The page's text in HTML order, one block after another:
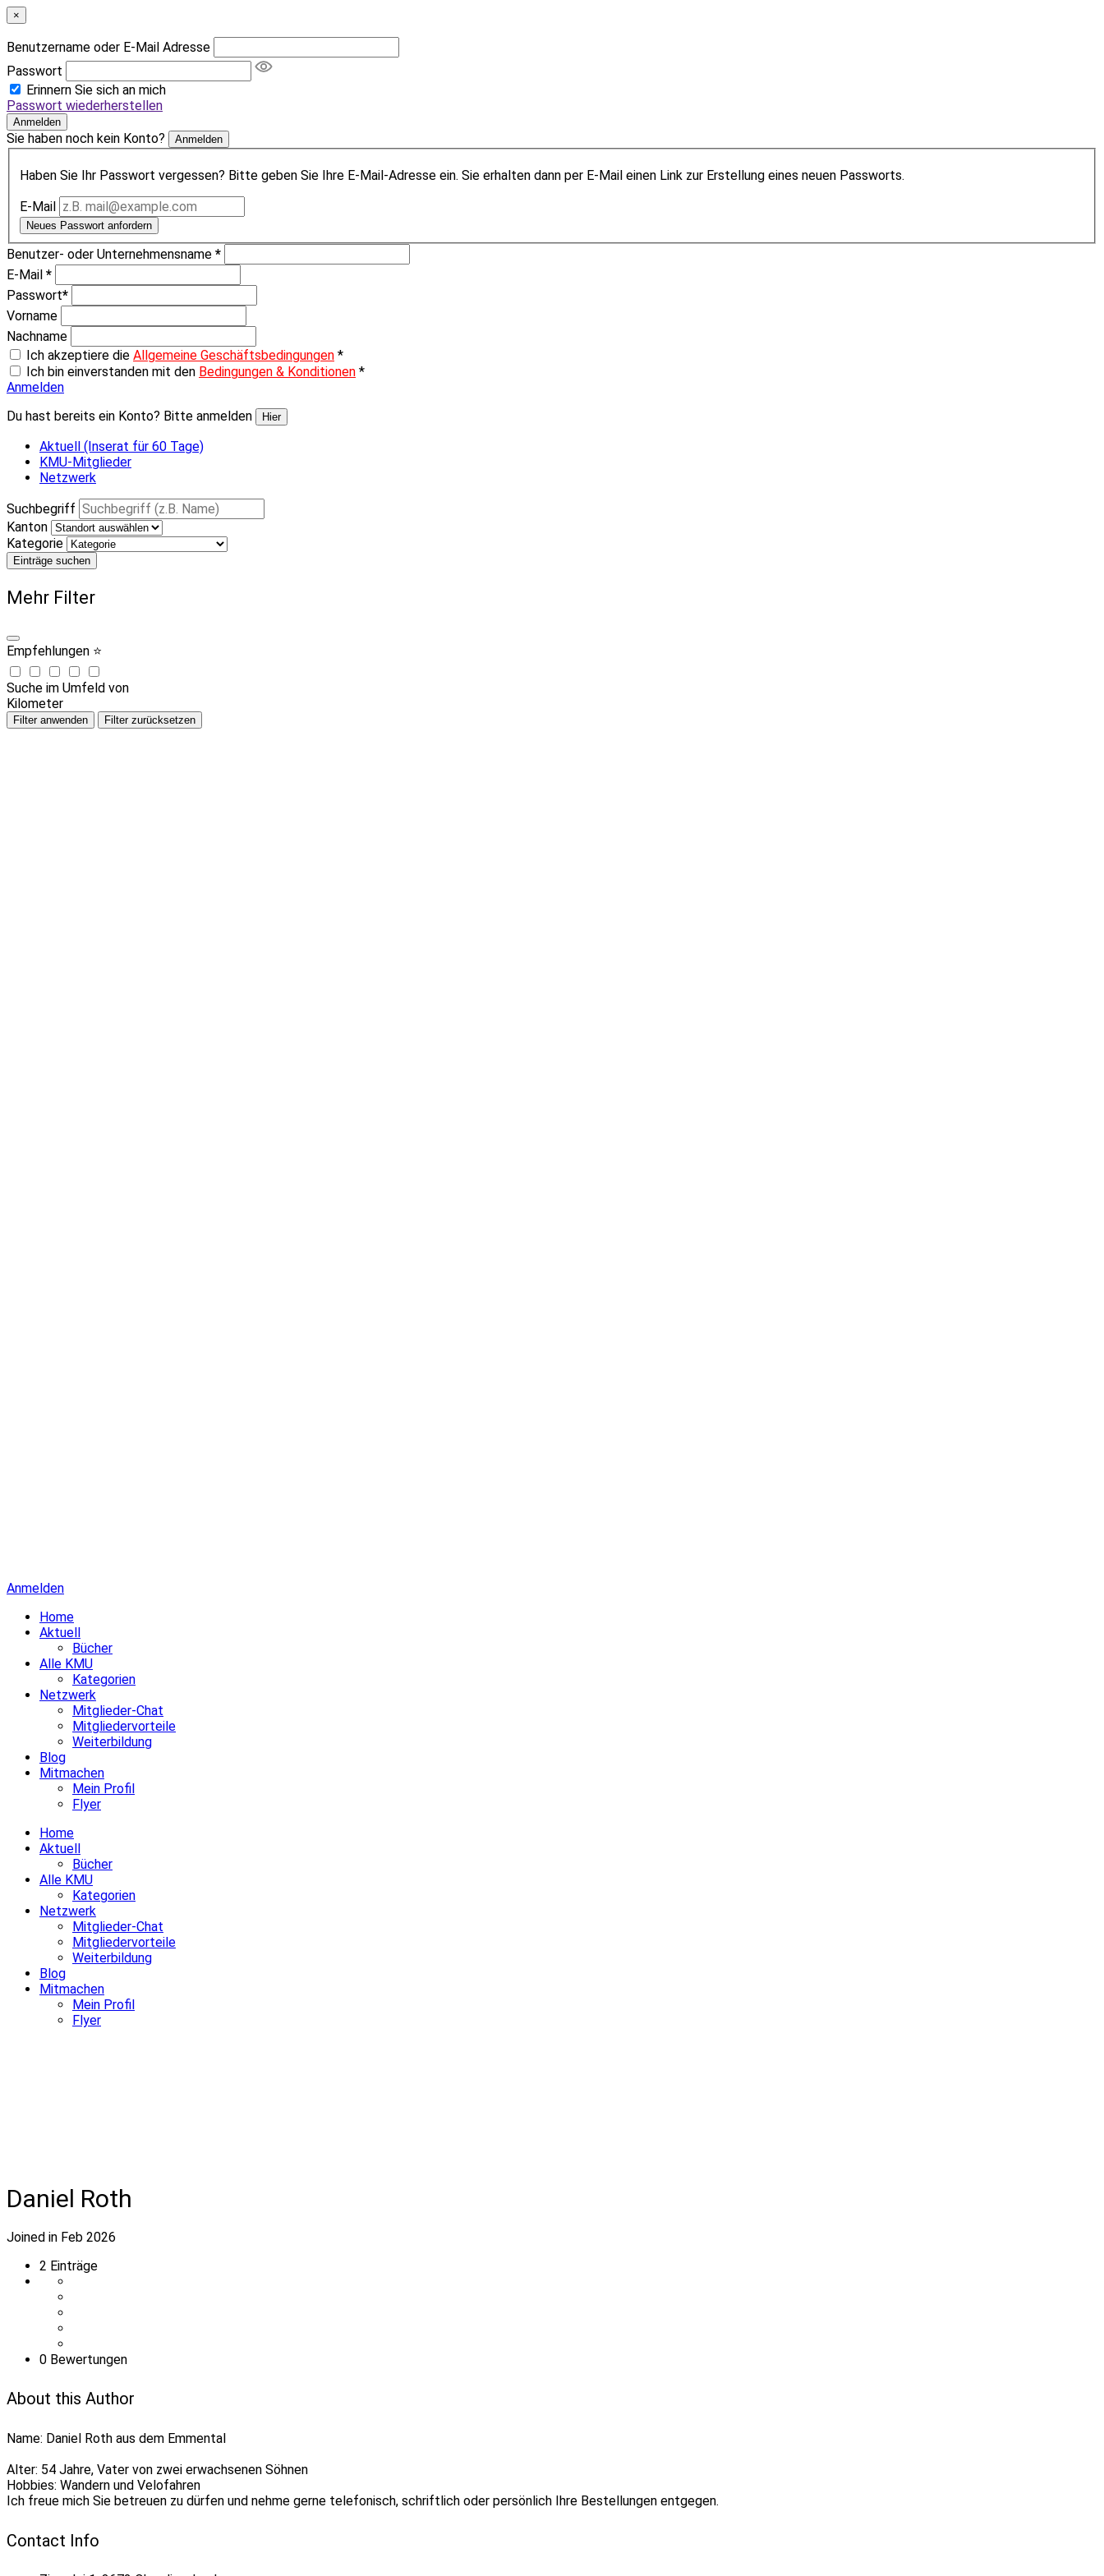
×
Benutzername oder E-Mail Adresse
Passwort
Erinnern Sie sich an mich
Passwort wiederherstellen
Anmelden
Sie haben noch kein Konto? Anmelden
Haben Sie Ihr Passwort vergessen? Bitte geben Sie Ihre E-Mail-Adresse ein. Sie erhalten dann per E-Mail einen Link zur Erstellung eines neuen Passworts.
E-Mail
Neues Passwort anfordern
Benutzer- oder Unternehmensname *
E-Mail *
Passwort*
Vorname
Nachname
Ich akzeptiere die Allgemeine Geschäftsbedingungen *
Ich bin einverstanden mit den Bedingungen & Konditionen *
Anmelden
Du hast bereits ein Konto? Bitte anmelden
Hier
Aktuell (Inserat für 60 Tage)
KMU-Mitglieder
Netzwerk
Suchbegriff
Kanton
Kategorie
Einträge suchen
Mehr Filter
Empfehlungen ⭐
Suche im Umfeld von
Kilometer
Filter anwenden Filter zurücksetzen
Anmelden
Home
Aktuell
Bücher
Alle KMU
Kategorien
Netzwerk
Mitglieder-Chat
Mitgliedervorteile
Weiterbildung
Blog
Mitmachen
Mein Profil
Flyer
Home
Aktuell
Bücher
Alle KMU
Kategorien
Netzwerk
Mitglieder-Chat
Mitgliedervorteile
Weiterbildung
Blog
Mitmachen
Mein Profil
Flyer
Daniel Roth
Joined in Feb 2026
2 Einträge
0 Bewertungen
About this Author
Name: Daniel Roth aus dem Emmental
Alter: 54 Jahre, Vater von zwei erwachsenen Söhnen
Hobbies: Wandern und Velofahren
Ich freue mich Sie betreuen zu dürfen und nehme gerne telefonisch, schriftlich oder persönlich Ihre Bestellungen entgegen.
Contact Info